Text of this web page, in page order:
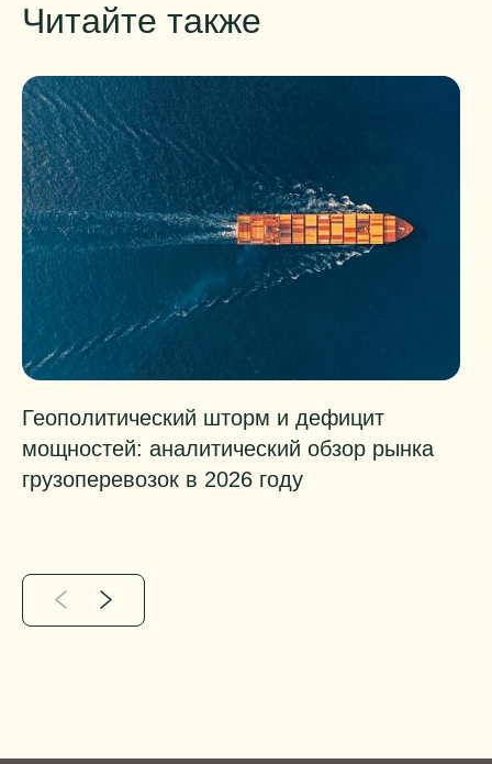
Читайте также
Геополитический шторм и дефицит
мощностей: аналитический обзор рынка
грузоперевозок в 2026 году